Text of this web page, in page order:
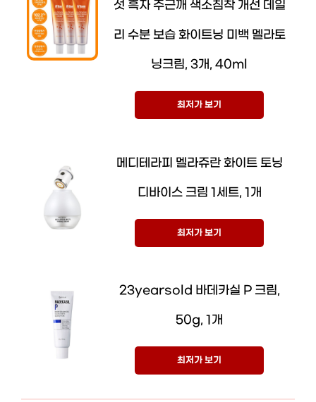
섯 흑자 주근깨 색소침착 개선 데일
리 수분 보습 화이트닝 미백 멜라토
닝크림, 3개, 40ml
최저가 보기
메디테라피 멜라쥬란 화이트 토닝
디바이스 크림 1세트, 1개
최저가 보기
23yearsold 바데카실 P 크림,
50g, 1개
최저가 보기